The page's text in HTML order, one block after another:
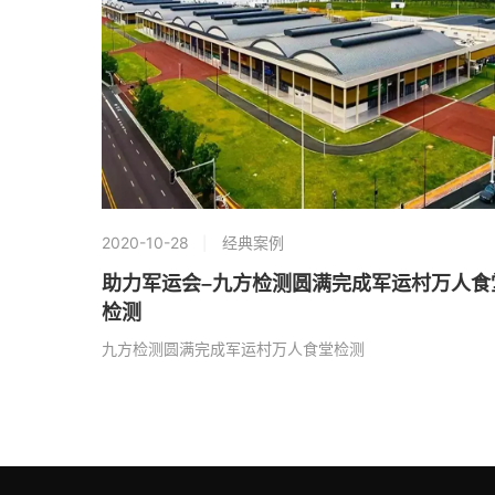
2020-10-28 经典案例
助力军运会–九方检测圆满完成军运村万人食
检测
九方检测圆满完成军运村万人食堂检测